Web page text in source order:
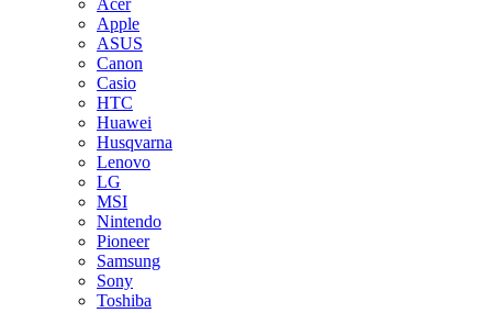
Acer
Apple
ASUS
Canon
Casio
HTC
Huawei
Husqvarna
Lenovo
LG
MSI
Nintendo
Pioneer
Samsung
Sony
Toshiba